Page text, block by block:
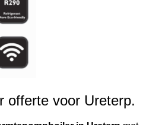
offerte voor Ureterp.